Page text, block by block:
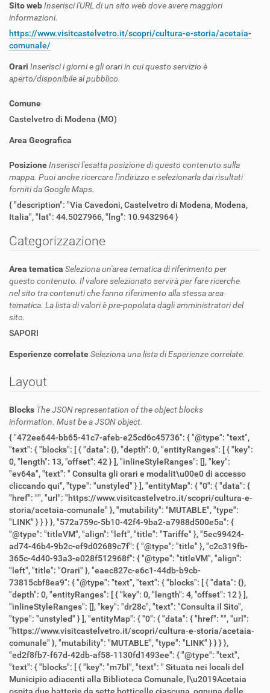
Sito webInserisci l'URL di un sito web dove avere maggiori
informazioni.
https://www.visitcastelvetro.it/scopri/cultura-e-storia/acetaia-
comunale/
Orari Inserisci i giorni e gli orari in cui questo servizio è
aperto/disponibile al pubblico.
Comune
Castelvetro di Modena (MO)
Area Geografica
PosizioneInserisci l'esatta posizione di questo contenuto sulla
mappa. Puoi anche ricercare l'indirizzo e selezionarla dai risultati
forniti da Google Maps.
{ "description": "Via Cavedoni, Castelvetro di Modena, Modena,
Italia", "lat": 44.5027966, "lng": 10.9432964 }
Categorizzazione
Area tematica Seleziona un'area tematica di riferimento per
questo contenuto. Il valore selezionato servirà per fare ricerche
nel sito tra contenuti che fanno riferimento alla stessa area
tematica. La lista di valori è pre-popolata dagli amministratori del
sito.
SAPORI
Esperienze correlateSeleziona una lista di Esperienze correlate.
Layout
Blocks The JSON representation of the object blocks
information. Must be a JSON object.
{ "472ee644-bb65-41c7-afeb-e25cd6c45736": { "@type": "text",
"text": { "blocks": [ { "data": {}, "depth": 0, "entityRanges": [ { "key":
0, "length": 13, "offset": 42 } ], "inlineStyleRanges": [], "key":
"ev64a", "text": " Consulta gli orari e modalit\u00e0 di accesso
cliccando qui", "type": "unstyled" } ], "entityMap": { "0": { "data": {
"href": "", "url": "https://www.visitcastelvetro.it/scopri/cultura-e-
storia/acetaia-comunale" }, "mutability": "MUTABLE", "type":
"LINK" } } } }, "572a759c-5b10-42f4-9ba2-a7988d500e5a": {
"@type": "titleVM", "align": "left", "title": "Tariffe" }, "5ec99424-
ad74-46b4-9b2c-ef9d02689c7f": { "@type": "title" }, "c2c319fb-
365c-4d40-93a3-e028f512968f": { "@type": "titleVM", "align":
"left", "title": "Orari" }, "eaec827c-e6c1-44db-b9cb-
73815cbf8ea9": { "@type": "text", "text": { "blocks": [ { "data": {},
"depth": 0, "entityRanges": [ { "key": 0, "length": 4, "offset": 12 } ],
"inlineStyleRanges": [], "key": "dr28c", "text": "Consulta il Sito",
"type": "unstyled" } ], "entityMap": { "0": { "data": { "href": "", "url":
"https://www.visitcastelvetro.it/scopri/cultura-e-storia/acetaia-
comunale" }, "mutability": "MUTABLE", "type": "LINK" } } } },
"ed2f8fb7-f67d-42db-af58-1130fd1493ee": { "@type": "text",
"text": { "blocks": [ { "key": "m7bl", "text": " Situata nei locali del
Municipio adiacenti alla Biblioteca Comunale, l\u2019Acetaia